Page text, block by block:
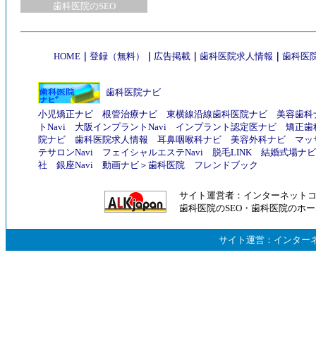
歯科医院のSEO
HOME 登録（無料） 広告掲載 歯科医院求人情報 歯科医
歯科医院ナビ
小児矯正ナビ 根管治療ナビ 東横線沿線歯科医院ナビ
美容歯科
トNavi
大阪インプラントNavi インプラント認定医ナビ
矯正歯
院ナビ
歯科医院求人情報 耳鼻咽喉科ナビ 美容外科ナビ
マッ
テサロンNavi
フェイシャルエステNavi 脱毛LINK
結婚式場ナビ
社
銀座Navi 動画ナビ ＞ 歯科医院 フレンドブック
サイト運営者： インターネット
歯科医院のSEO ・ 歯科医院のホ
サイト運営： インター